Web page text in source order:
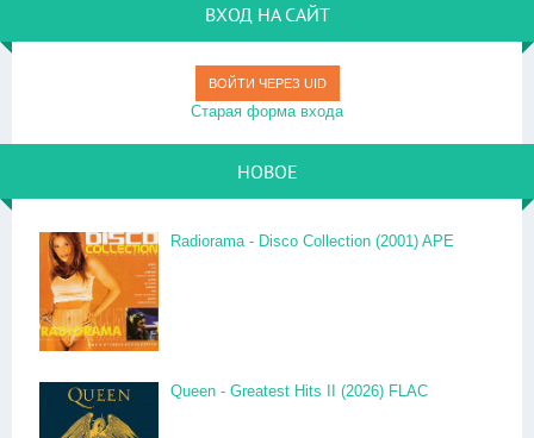
ВХОД НА САЙТ
ВОЙТИ ЧЕРЕЗ UID
Старая форма входа
НОВОЕ
Radiorama - Disco Collection (2001) APE
Queen - Greatest Hits II (2026) FLAC